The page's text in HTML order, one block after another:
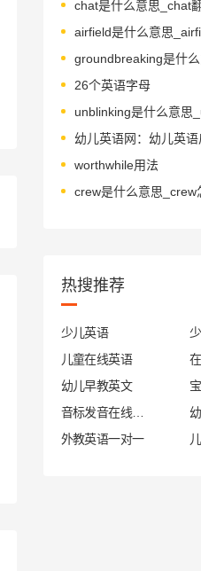
26个英语字母
幼儿英语网：幼儿英
worthwhile用法
热搜推荐
少儿英语
儿童在线英语
幼儿早教英文
外教英语一对一